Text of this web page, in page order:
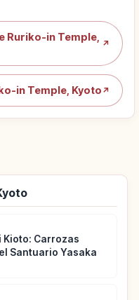
Ruriko-in Temple,
↗
in Temple, Kyoto ↗
Kioto: Carrozas
Santuario Yasaka